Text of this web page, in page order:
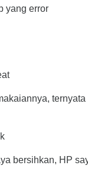
yang error
bersihkan, HP